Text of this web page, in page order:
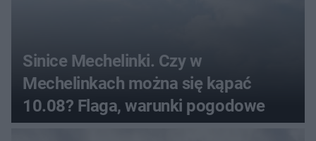
Sinice Mechelinki. Czy w
Mechelinkach można się kąpać
10.08? Flaga, warunki pogodowe